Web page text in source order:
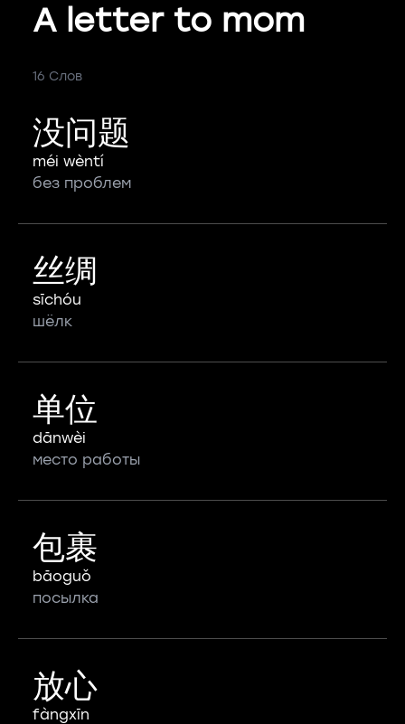
A letter to mom
16 Слов
没问题
méi wèntí
без проблем
丝绸
sīchóu
шёлк
单位
dānwèi
место работы
包裹
bāoguǒ
посылка
放心
fàngxīn